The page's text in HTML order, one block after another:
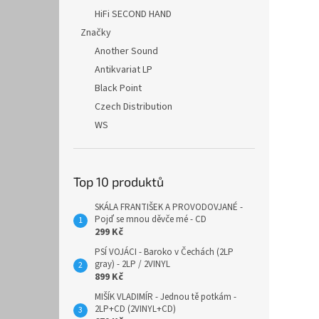
HiFi SECOND HAND
Značky
Another Sound
Antikvariat LP
Black Point
Czech Distribution
WS
Top 10 produktů
SKÁLA FRANTIŠEK A PROVODOVJANÉ -
Pojď se mnou děvče mé - CD
299 Kč
PSÍ VOJÁCI - Baroko v Čechách (2LP
gray) - 2LP / 2VINYL
899 Kč
MIŠÍK VLADIMÍR - Jednou tě potkám -
2LP+CD (2VINYL+CD)